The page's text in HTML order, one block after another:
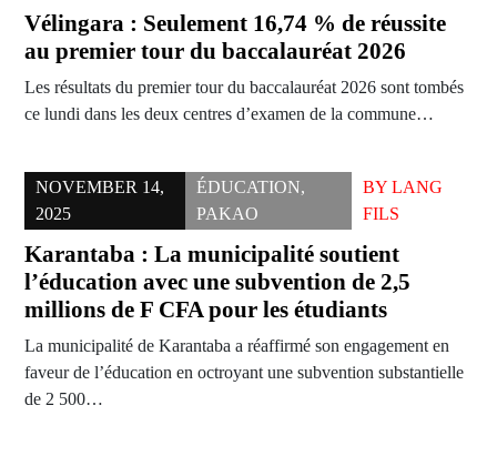
Vélingara : Seulement 16,74 % de réussite
au premier tour du baccalauréat 2026
Les résultats du premier tour du baccalauréat 2026 sont tombés
ce lundi dans les deux centres d’examen de la commune…
NOVEMBER 14,
2025
ÉDUCATION,
PAKAO
BY LANG
FILS
Karantaba : La municipalité soutient
l’éducation avec une subvention de 2,5
millions de F CFA pour les étudiants
La municipalité de Karantaba a réaffirmé son engagement en
faveur de l’éducation en octroyant une subvention substantielle
de 2 500…